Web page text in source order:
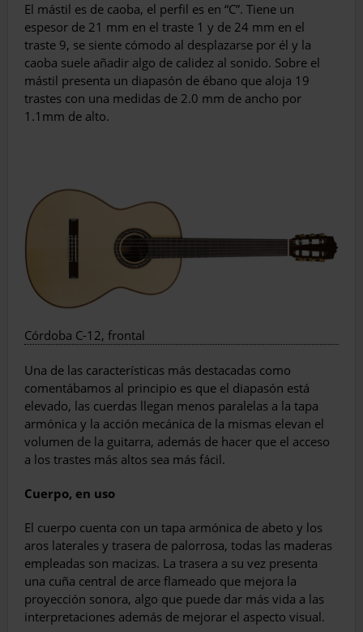
El mástil es de caoba, el perfil es en “C”. Tiene un
espesor de 21 mm en el traste 1 y de 24 mm en el
traste 9, se siente cómodo al desplazarse por él y la
caoba suele añadir algo de calidez al sonido. Sobre el
mástil presenta un diapasón de ébano que aloja 19
trastes con una medidas de 2.0 mm de ancho por
1.1mm de alto.
Córdoba C-12, frontal
Una de las características más destacadas como
comentábamos al principio es que el diapasón está
elevado, las cuerdas llegan menos paralelas a la tapa
armónica y la acción mecánica de la mismas elevan el
volumen de la guitarra, además de hacer que el acceso
a los trastes más altos sea más fácil.
Cuerpo, en uso
El cuerpo cuenta con un tapa armónica de abeto y los
aros laterales y trasera de palorrosa, todas las maderas
empleadas son macizas. La trasera a su vez presenta
una cuña central de arce flameado que mejora la
proyección sonora, algo que puede dar más vida a las
interpretaciones además de mejorar el aspecto visual.